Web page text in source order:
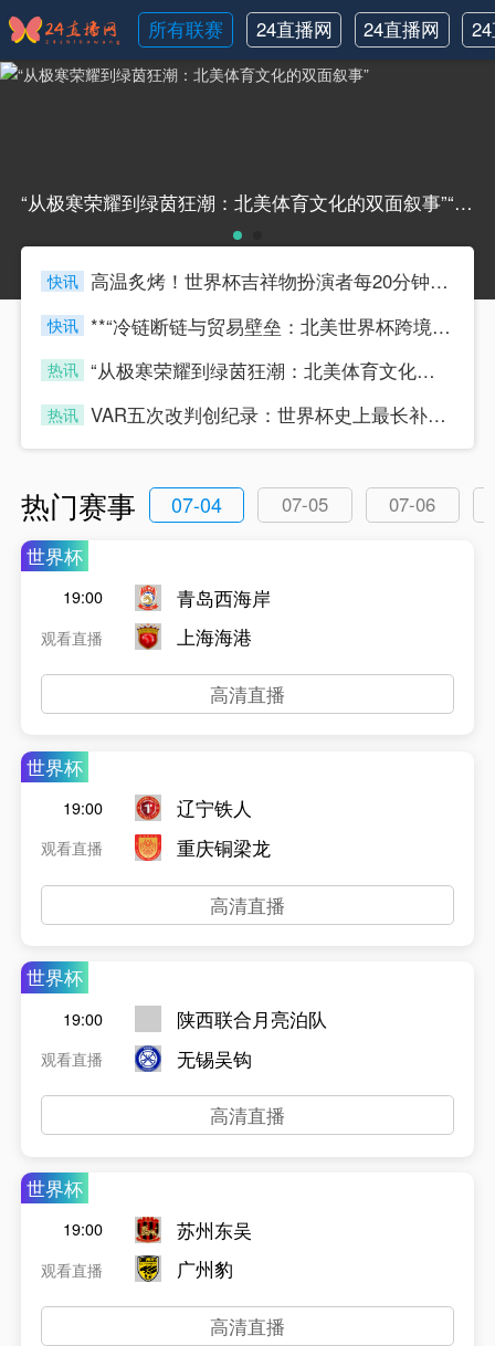
所有联赛
24直播网
NBA
24直播网
世界杯
“从极寒荣耀到绿茵狂潮：北美体育文化的双面叙事”“从极寒荣耀到绿茵狂潮：北美体育文化的双面叙事”
快讯
高温炙烤！世界杯吉祥物扮演者每20分钟须换人
快讯
**“冷链断链与贸易壁垒：北美世界杯跨境物流的困局与重塑路径”**
热讯
“从极寒荣耀到绿茵狂潮：北美体育文化的双面叙事”
热讯
VAR五次改判创纪录：世界杯史上最长补时达23分钟
热门赛事 07-04 07-05
07-06
世界杯
19:00
观看直播
青岛西海岸
上海海港
高清直播
世界杯
19:00
观看直播
辽宁铁人
重庆铜梁龙
高清直播
世界杯
19:00
观看直播
陕西联合月亮泊队
无锡吴钩
高清直播
世界杯
19:00
观看直播
苏州东吴
广州豹
高清直播